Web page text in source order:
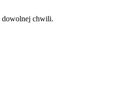
chwili.